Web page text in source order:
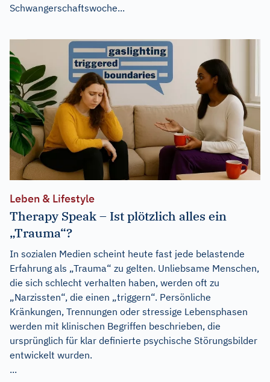
Schwangerschaftswoche...
Leben & Lifestyle
Therapy Speak – Ist plötzlich alles ein
„Trauma“?
In sozialen Medien scheint heute fast jede belastende
Erfahrung als „Trauma“ zu gelten. Unliebsame Menschen,
die sich schlecht verhalten haben, werden oft zu
„Narzissten“, die einen „triggern“. Persönliche
Kränkungen, Trennungen oder stressige Lebensphasen
werden mit klinischen Begriffen beschrieben, die
ursprünglich für klar definierte psychische Störungsbilder
entwickelt wurden.
...